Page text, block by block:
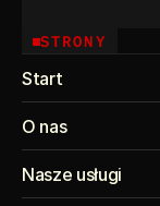
STRONY
Start
O nas
Nasze usługi